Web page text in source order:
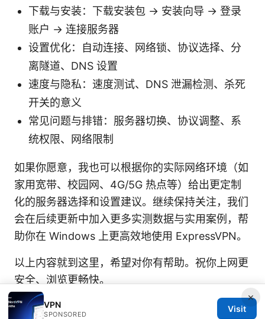
下载与安装：下载安装包 → 安装向导 → 登录
账户 → 连接服务器
设置优化：自动连接、网络锁、协议选择、分
离隧道、DNS 设置
速度与隐私：速度测试、DNS 泄漏检测、杀死
开关的意义
常见问题与排错：服务器切换、协议调整、系
统权限、网络限制
如果你愿意，我也可以根据你的实际网络环境（如
家用宽带、校园网、4G/5G 热点等）给出更定制
化的服务器选择和设置建议。继续保持关注，我们
会在后续更新中加入更多实测数据与实用案例，帮
助你在 Windows 上更高效地使用 ExpressVPN。
以上内容就到这里，希望对你有帮助。祝你上网更
安全、浏览更畅快。
Sources:
×
VPN
SPONSORED
Visit